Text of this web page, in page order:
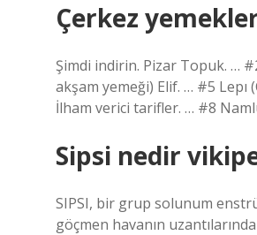
Çerkez
Şimdi indirin. Pizar Topuk. …
akşam yemeği) Elif. … #5
İlham verici tarifler. … #8
Sipsi nedir
SIPSI, bir grup solunum
göçmen havanın